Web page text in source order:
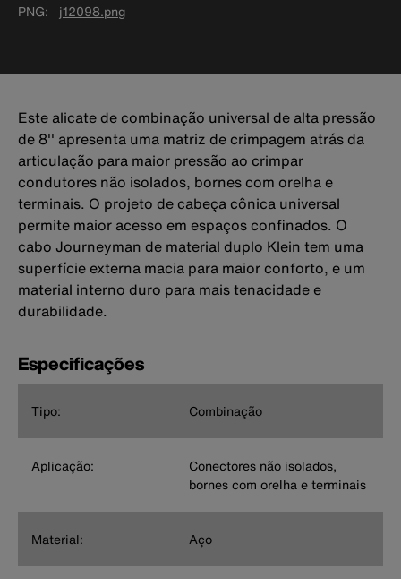
PNG
j12098.png
Este alicate de combinação universal de alta pressão
de 8'' apresenta uma matriz de crimpagem atrás da
articulação para maior pressão ao crimpar
condutores não isolados, bornes com orelha e
terminais. O projeto de cabeça cônica universal
permite maior acesso em espaços confinados. O
cabo Journeyman de material duplo Klein tem uma
superfície externa macia para maior conforto, e um
material interno duro para mais tenacidade e
durabilidade.
Especificações
Tipo: Combinação
Aplicação:
Conectores não isolados,
bornes com orelha e terminais
Material: Aço